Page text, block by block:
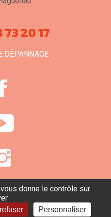
73 20 17
DÉPANNAGE
donne le contrôle sur
Personnaliser